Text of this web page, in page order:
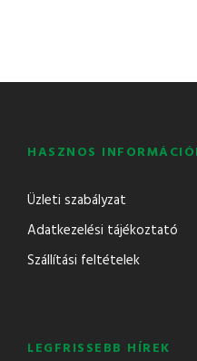
HASZNOS
Üzleti szabályzat
Adatkezelési tájékoztató
Szállítási feltételek
LEGFRISSEBB HÍREK